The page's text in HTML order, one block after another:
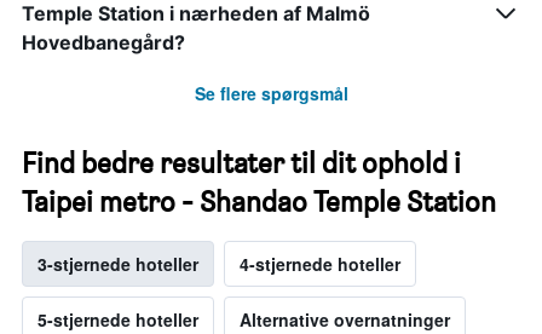
Temple Station i nærheden af Malmö
Hovedbanegård?
Se flere spørgsmål
Find bedre resultater til dit ophold i
Taipei metro - Shandao Temple Station
3-stjernede hoteller 4-stjernede hoteller
5-stjernede hoteller Alternative overnatninger